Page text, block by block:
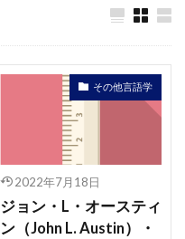
その他言語学
2022年7月18日
ジョン・L・オースティ
ン（John L. Austin）・